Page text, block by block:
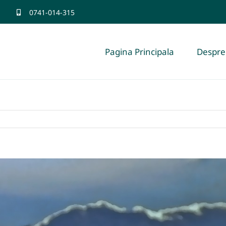
0741-014-315
Pagina Principala Despre